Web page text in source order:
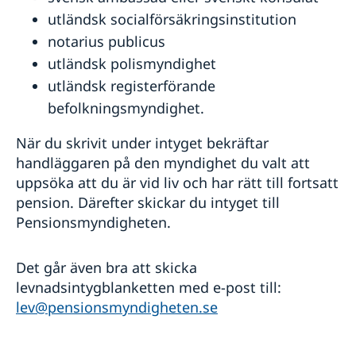
ambassad i Paris
In- och utresebestämmelser
Hälso- och sjukvård
Lokala lagar och sedvänjor
Kriminalitet och personlig säkerhet
Trafiksäkerhet och miljöåtergärder
Resa i landet
eller uppehållstillstånd i Sverige
Läs på om ditt resmål
utländsk socialförsäkringsinstitution
notarius publicus
utländsk polismyndighet
utländsk registerförande
befolkningsmyndighet.
När du skrivit under intyget bekräftar
handläggaren på den myndighet du valt att
uppsöka att du är vid liv och har rätt till fortsatt
pension. Därefter skickar du intyget till
Pensionsmyndigheten.
Det går även bra att skicka
levnadsintygblanketten med e-post till:
lev@pensionsmyndigheten.se